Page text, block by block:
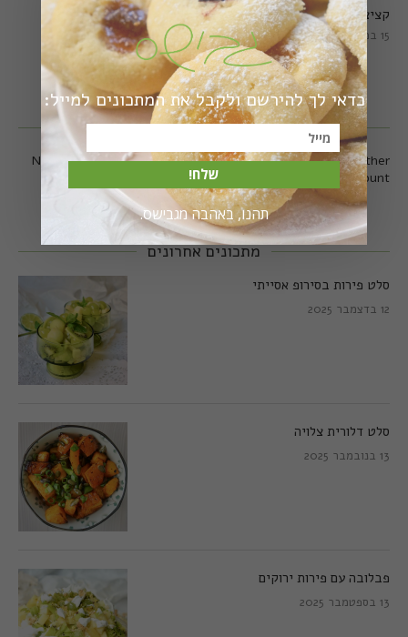
קציצות כרישה טבעוניות
מושלמות
20 במרץ 2018
קציצות כרישה מושלמות
15 במרץ 2018
עקבו אחרי באינסטגרם
No any image found. Please check it again or try with another
instagram account.
מתכונים אחרונים
סלט פירות בסירופ אסייתי
12 בדצמבר 2025
סלט דלורית צלויה
13 בנובמבר 2025
פבלובה עם פירות ירוקים
13 בספטמבר 2025
כדאי לך להירשם ולקבל את המתכונים למייל:
שלח!
תהנו, באהבה מגבישס.